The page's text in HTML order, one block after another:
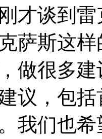
谈到雷
萨斯这
做很多
议，包
我们也